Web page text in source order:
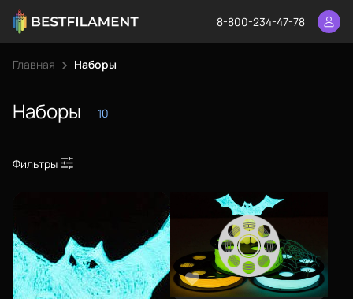
8-800-234-47-78
Главная Наборы
Наборы 10
Фильтры